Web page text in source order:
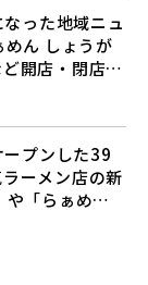
った地域ニュ
ん しょうが
開店・閉店の
♪
ープンした39
ーメン店の新
や「らぁめん
ん♪